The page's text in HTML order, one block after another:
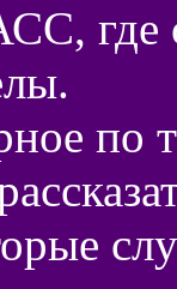
где
по